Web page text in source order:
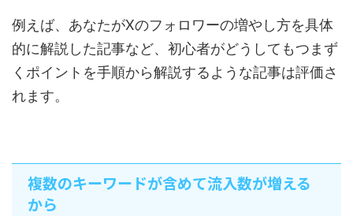
例えば、あなたがXのフォロワーの増やし方を具体
的に解説した記事など、初心者がどうしてもつまず
くポイントを手順から解説するような記事は評価さ
れます。
複数のキーワードが含めて流入数が増える
から